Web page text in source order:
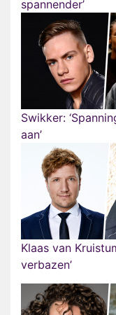
spannender’
Swikker:
aan’
Klaas van
verbazen’